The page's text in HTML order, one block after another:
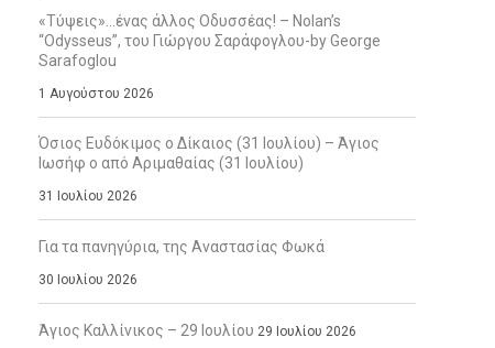
«Τύψεις»…ένας άλλος Οδυσσέας! – Nolan’s
“Odysseus”, του Γιώργου Σαράφογλου-by George
Sarafoglou
1 Αυγούστου 2026
Όσιος Ευδόκιμος ο Δίκαιος (31 Ιουλίου) – Άγιος
Ιωσήφ ο από Αριμαθαίας (31 Ιουλίου)
31 Ιουλίου 2026
Για τα πανηγύρια, της Αναστασίας Φωκά
30 Ιουλίου 2026
Άγιος Καλλίνικος – 29 Ιουλίου 29 Ιουλίου 2026